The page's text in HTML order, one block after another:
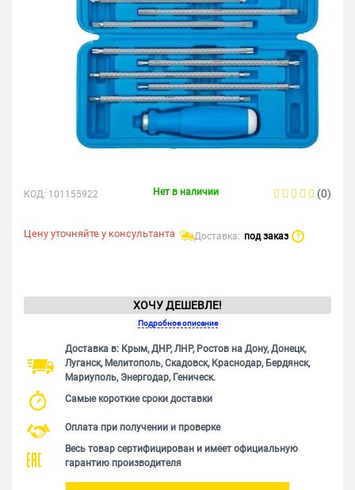
КОД: 101155922 Нет в наличии (0)
Цену уточняйте у консультанта Доставка: под заказ ?
ХОЧУ ДЕШЕВЛЕ!
Подробное описание
Доставка в: Крым, ДНР, ЛНР, Ростов на Дону, Донецк,
Луганск, Мелитополь, Скадовск, Краснодар, Бердянск,
Мариуполь, Энергодар, Геническ.
Самые короткие сроки доставки
Оплата при получении и проверке
Весь товар сертифицирован и имеет официальную
гарантию производителя